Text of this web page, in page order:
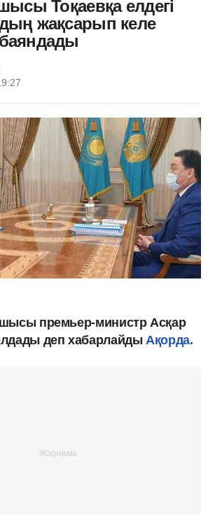
Тоқаевқа елдегі
жақсарып келе
премьер-министр Асқар
деп хабарлайды Ақорда.